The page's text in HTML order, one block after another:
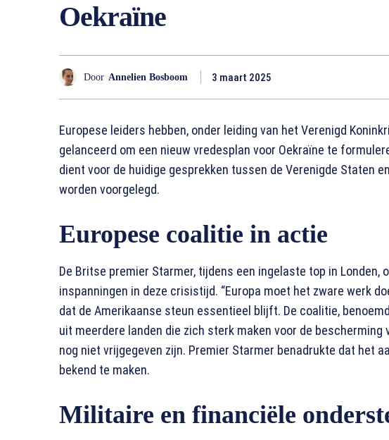
Oekraïne
Door Annelien Bosboom 3 maart 2025
Europese leiders hebben, onder leiding van het Verenigd
gelanceerd om een nieuw vredesplan voor Oekraïne te
dient voor de huidige gesprekken tussen de Verenigde Staten
worden voorgelegd.
Europese coalitie in actie
De Britse premier Starmer, tijdens een ingelaste top in Londen,
inspanningen in deze crisistijd. “Europa moet het zware werk
dat de Amerikaanse steun essentieel blijft. De coalitie,
uit meerdere landen die zich sterk maken voor de bescherming
nog niet vrijgegeven zijn. Premier Starmer benadrukte dat het
bekend te maken.
Militaire en financiële